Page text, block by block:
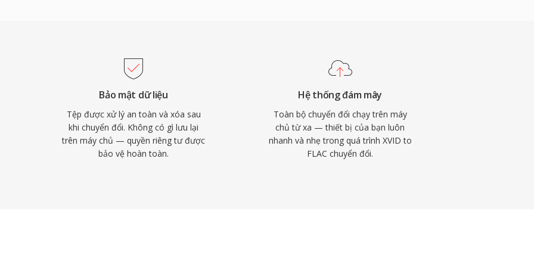
bit-for-bit tín hiệu
qua Vorbis comments
mà không cần tệp
có bằng sáng chế
cho nhà phát triển và
Bảo mật dữ liệu
Tệp được xử lý an toàn và xóa sau
khi chuyển đổi. Không có gì lưu lại
trên máy chủ — quyền riêng tư được
bảo vệ hoàn toàn.
Hệ thống đám mây
Toàn bộ chuyển đổi chạy trên máy
chủ từ xa — thiết bị của bạn luôn
nhanh và nhẹ trong quá trình XVID to
FLAC chuyển đổi.